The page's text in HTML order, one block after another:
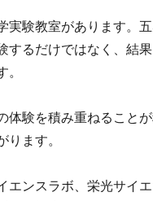
実験教室があります。
するだけではなく、結
。
体験を積み重ねること
ります。
エンスラボ、栄光サイ